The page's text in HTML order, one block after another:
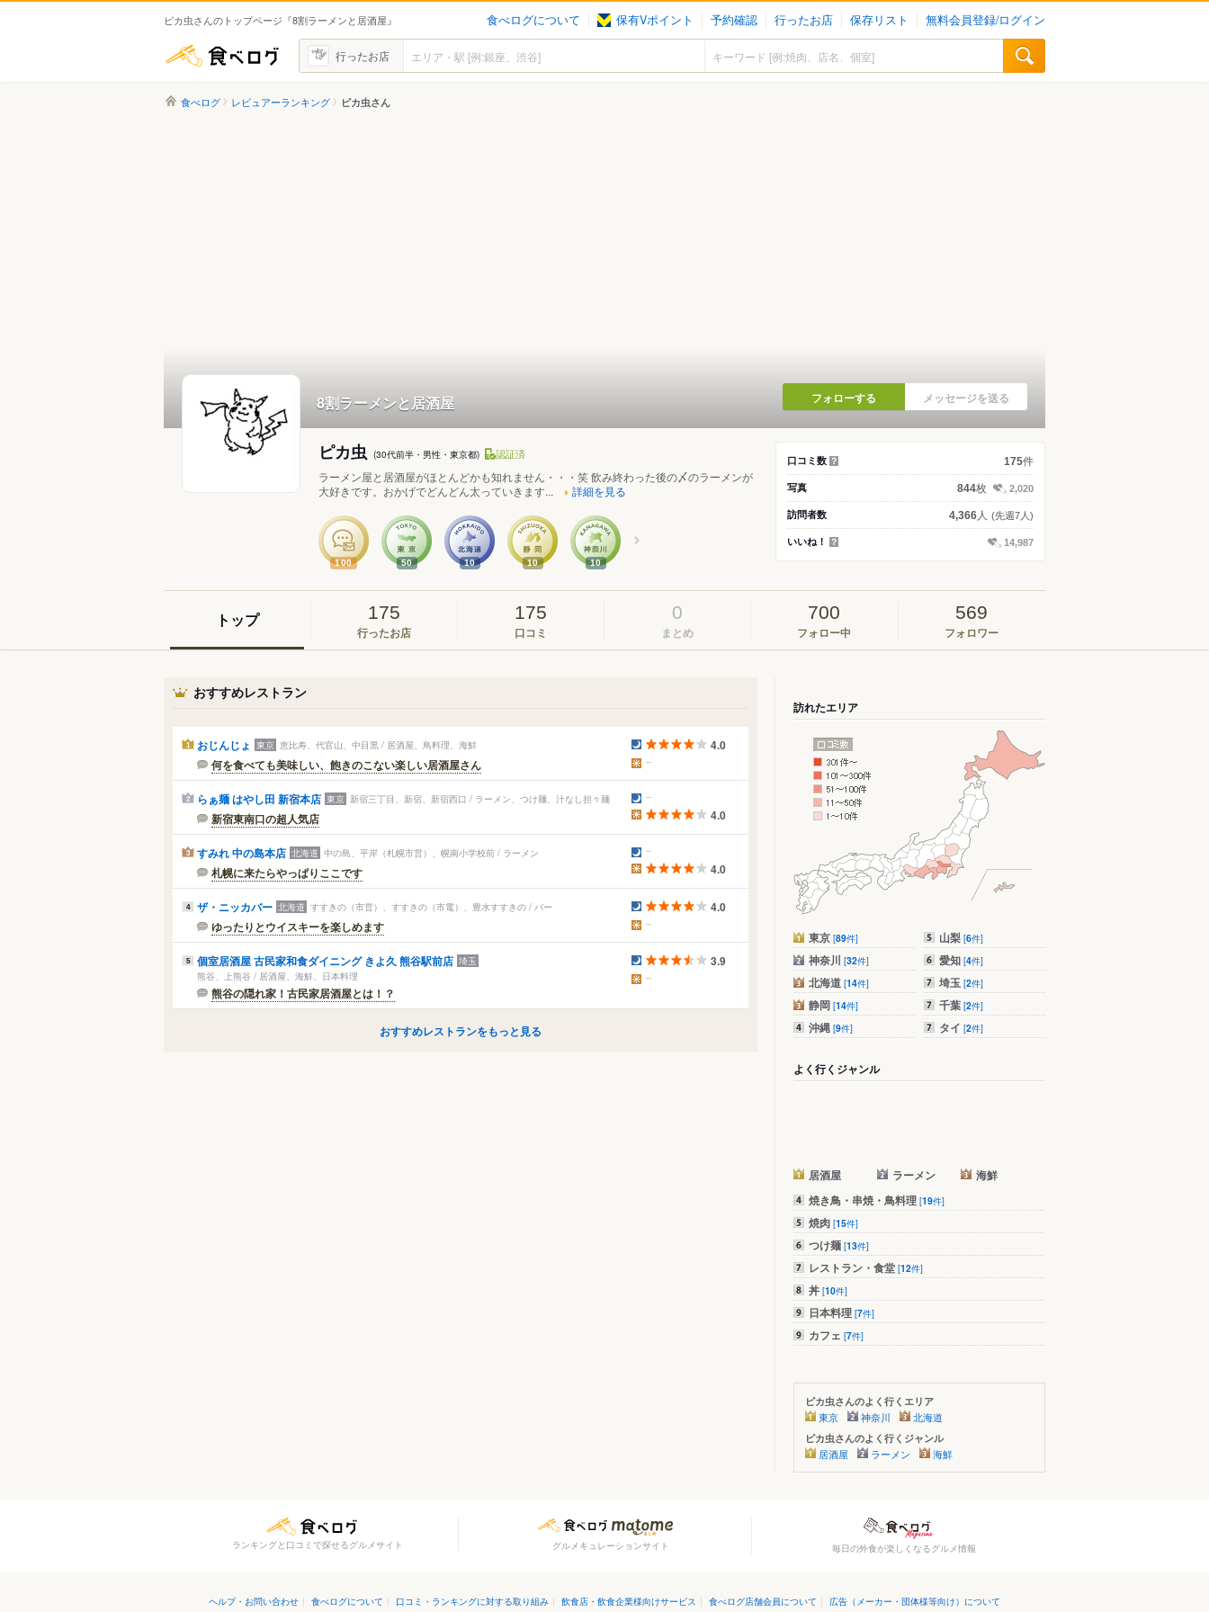
ピカ虫さんのトップページ『8割ラーメンと居酒屋』 食べログについて 保有Vポイント 予約確認 行ったお店 保存リスト 無料会員登録/ログイン
食べログ 行ったお店
食べログ レビュアーランキング ピカ虫さん
8割ラーメンと居酒屋 フォローする メッセージを送る
ピカ虫 (30代前半・男性・東京都) 認証済
ラーメン屋と居酒屋がほとんどかも知れません・・・笑 飲み終わった後の〆のラーメンが
大好きです。おかげでどんどん太っていきます...
詳細を見る
100 50 10 10 10
口コミ数 ？ 175件
写真 844枚 2,020
訪問者数 4,366人 (先週7人)
いいね！ ？ 14,987
トップ 175
行ったお店
175
口コミ
0
まとめ
700
フォロー中
569
フォロワー
おすすめレストラン
1 おじんじょ 東京 恵比寿、代官山、中目黒 / 居酒屋、鳥料理、海鮮
何を食べても美味しい、飽きのこない楽しい居酒屋さん
4.0
2 らぁ麺 はやし田 新宿本店 東京 新宿三丁目、新宿、新宿西口 / ラーメン、つけ麺、汁なし担々麺
新宿東南口の超人気店 4.0
3 すみれ 中の島本店 北海道 中の島、平岸（札幌市営）、幌南小学校前 / ラーメン
札幌に来たらやっぱりここです 4.0
4 ザ・ニッカバー 北海道 すすきの（市営）、すすきの（市電）、豊水すすきの / バー
ゆったりとウイスキーを楽しめます
4.0
5 個室居酒屋 古民家和食ダイニング きよ久 熊谷駅前店 埼玉
熊谷、上熊谷 / 居酒屋、海鮮、日本料理
熊谷の隠れ家！古民家居酒屋とは！？
3.9
おすすめレストランをもっと見る
訪れたエリア
東京 [89件]
神奈川 [32件]
北海道 [14件]
静岡 [14件]
沖縄 [9件]
山梨 [6件]
愛知 [4件]
埼玉 [2件]
千葉 [2件]
タイ [2件]
よく行くジャンル
居酒屋 ラーメン
海鮮
焼き鳥・串焼・鳥料理 [19件]
焼肉 [15件]
つけ麺 [13件]
レストラン・食堂 [12件]
丼 [10件]
日本料理 [7件]
カフェ [7件]
ピカ虫さんのよく行くエリア
東京 神奈川 北海道
ピカ虫さんのよく行くジャンル
居酒屋 ラーメン 海鮮
ランキングと口コミで探せるグルメサイト グルメキュレーションサイト 毎日の外食が楽しくなるグルメ情報
ヘルプ・お問い合わせ | 食べログについて | 口コミ・ランキングに対する取り組み | 飲食店・飲食企業様向けサービス | 食べログ店舗会員について | 広告（メーカー・団体様等向け）について